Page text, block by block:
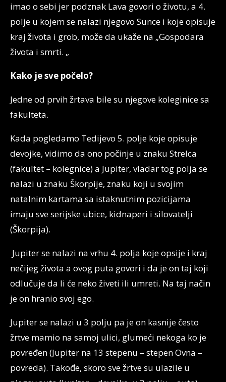
imao o sebi jer podznak Lava govori o životu, a 4.
polje u kojem se nalazi njegovo Sunce i koje opisuje
kraj života i grob, može da ukaže na „Gospodara
života i smrti. „
Kako je sve počelo?
Jedne od prvih žrtava bile su njegove koleginice sa
fakulteta.
Kada pogledamo Tedijevo 5. polje koje opisuje
devojke, vidimo da ono počinje u znaku Strelca
(fakultet – kolegnice) a Jupiter, vladar tog polja se
nalazi u znaku Škorpije, znaku koji u svojim
natalnim kartama sa istaknutnim pozicijama
imaju sve serijske ubice, kidnaperi i silovatelji
(Škorpija).
Jupiter se nalazi na vrhu 4. polja koje opsije i kraj
nečijeg života a ovog puta govori i da je on taj koji
odlučuje da li će neko živeti ili umreti. Na taj način
je on hranio svoj ego.
Jupiter se nalazi u 3 polju pa je on kasnije često
žrtve mamio na samoj ulici, glumeći nekoga ko je
povređen (Jupiter na 13 stepenu – stepen Ovna –
povreda). Takođe, skoro sve žrtve su ulazile u